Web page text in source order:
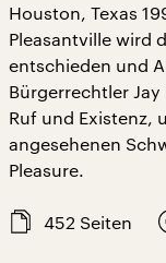
Houston, Texas
Pleasantville wird
entschieden und
Bürgerrechtler
Ruf und Existenz,
angesehenen
Pleasure.
452 Seiten